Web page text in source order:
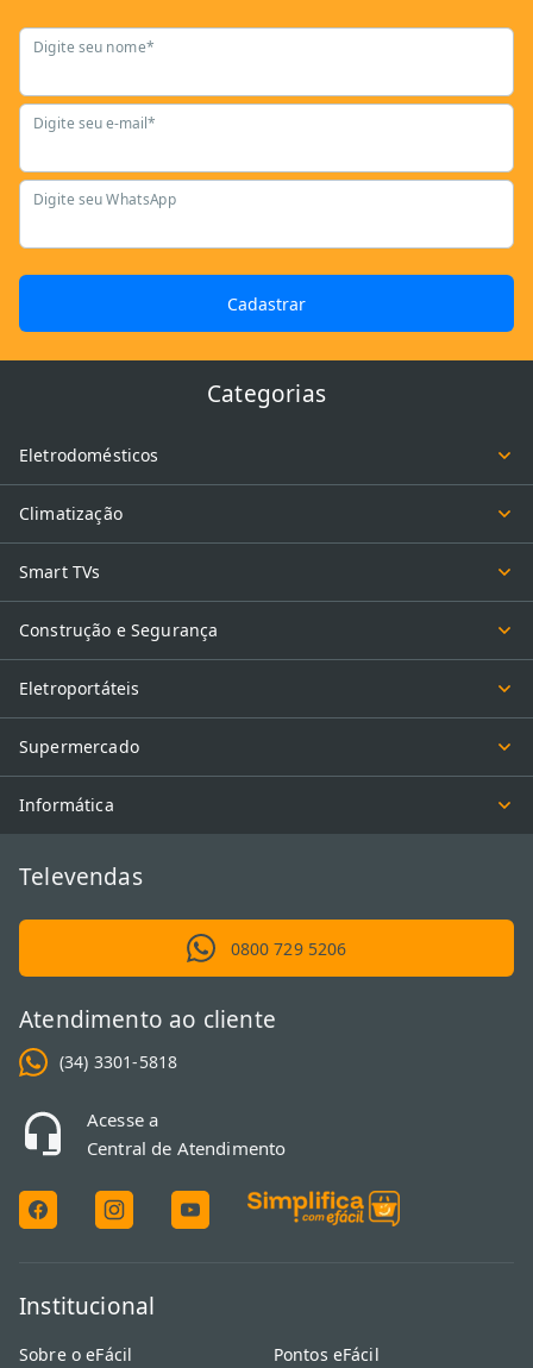
Digite seu nome*
Digite seu e-mail*
Digite seu WhatsApp
Cadastrar
Categorias
Eletrodomésticos
Climatização
Smart TVs
Construção e Segurança
Eletroportáteis
Supermercado
Informática
Televendas
0800 729 5206
Atendimento ao cliente
(34) 3301-5818
Acesse a
Central de Atendimento
Institucional
Sobre o eFácil Pontos eFácil